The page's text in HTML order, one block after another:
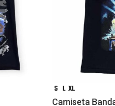
S L XL
Camiseta